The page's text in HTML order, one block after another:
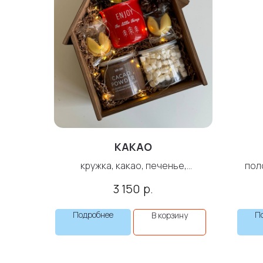
КАКАО
кружка, какао, печенье,
3 150 р.
Подробнее В корзину